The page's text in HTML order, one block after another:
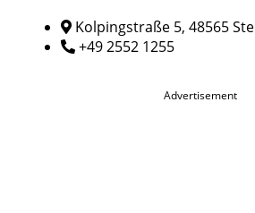
Kolpingstraße 5, 48565
+49 2552 1255
Advertisement